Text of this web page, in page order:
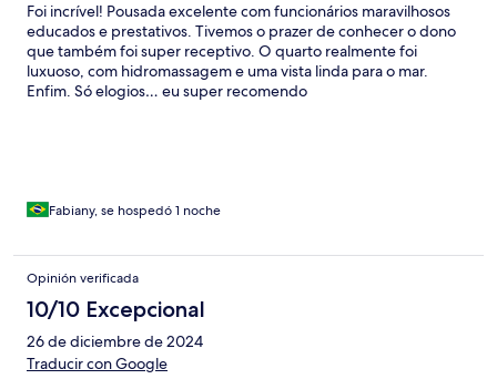
Foi incrível! Pousada excelente com funcionários maravilhosos
educados e prestativos. Tivemos o prazer de conhecer o dono
que também foi super receptivo. O quarto realmente foi
luxuoso, com hidromassagem e uma vista linda para o mar.
Enfim. Só elogios… eu super recomendo
Fabiany, se hospedó 1 noche
Opinión verificada
10/10 Excepcional
26 de diciembre de 2024
Traducir con Google